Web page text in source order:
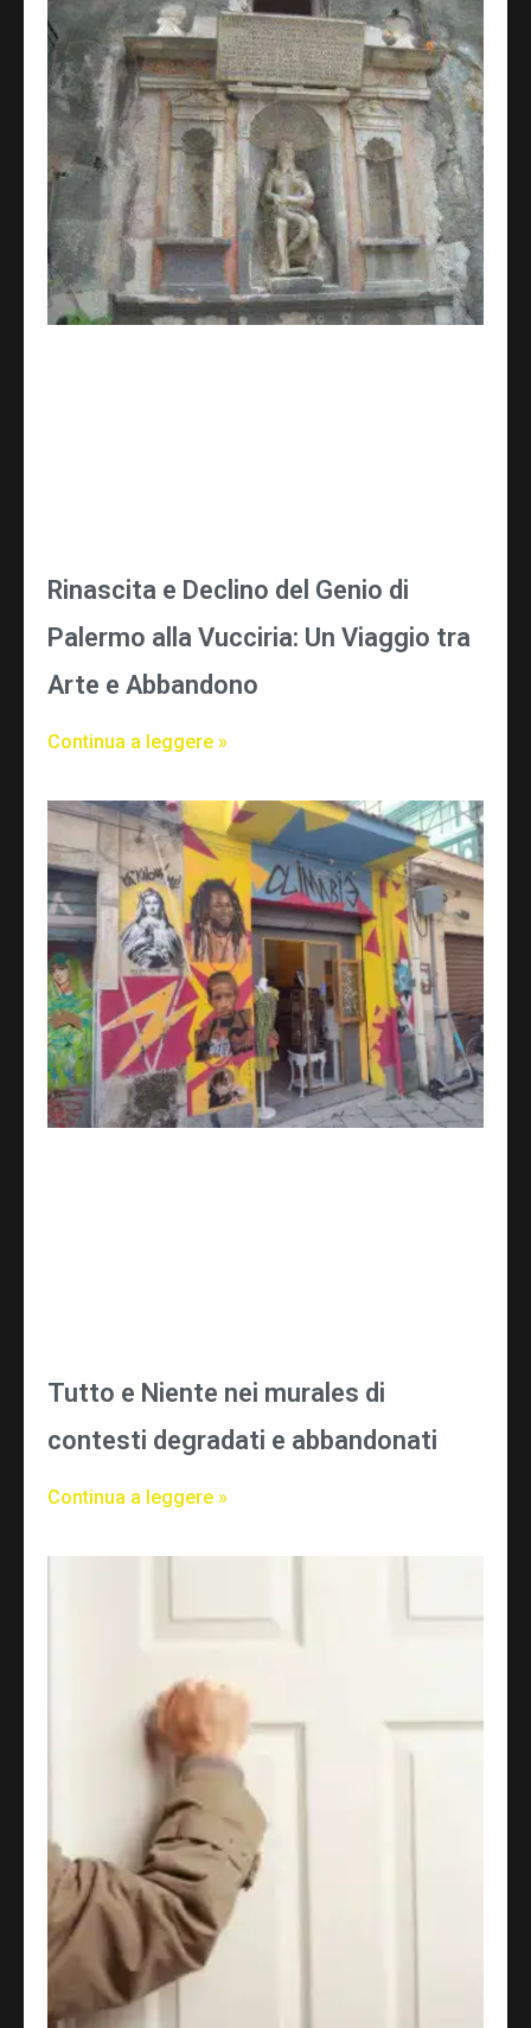
Rinascita e Declino del Genio di
Palermo alla Vucciria: Un Viaggio tra
Arte e Abbandono
Continua a leggere »
Tutto e Niente nei murales di
contesti degradati e abbandonati
Continua a leggere »